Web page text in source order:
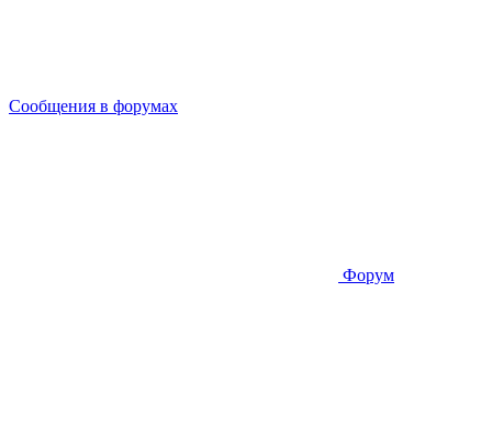
Сообщения в форумах
Форум